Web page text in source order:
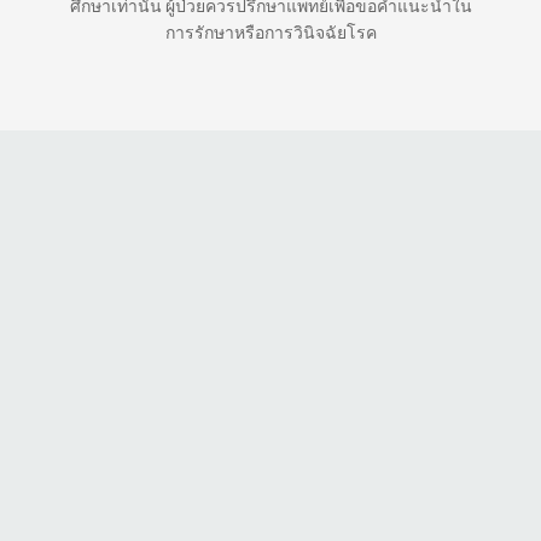
ศึกษาเท่านั้น ผู้ป่วยควรปรึกษาแพทย์เพื่อขอคำแนะนำใน
การรักษาหรือการวินิจฉัยโรค